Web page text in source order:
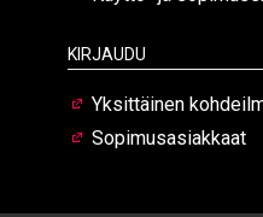
Kirjaudu
Yksittäinen
Sopimusasiakkaat